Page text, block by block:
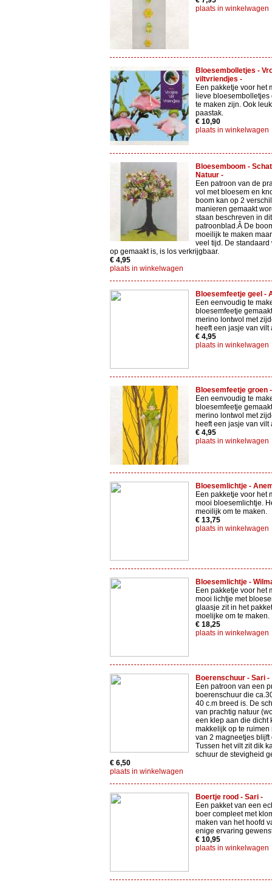
plaats in winkelwagen
Bloesembolletjes -
viltvriendjes -
Een pakketje voor het
lieve
te maken zijn. Ook
paastak.
€ 10,90
plaats in winkelwagen
Bloesemboom -
Natuur -
Een patroon van de
vol met bloesem en
boom kan op 2
manieren gemaakt
staan beschreven in dit
patroonblad.Â De
moeilijk te maken
veel tijd. De standaard
op gemaakt is, is los verkrijgbaar.
€ 4,95
plaats in winkelwagen
Bloesemfeetje geel -
Een eenvoudig te
bloesemfeetje
merino lontwol met
heeft een jasje van vilt
€ 4,95
plaats in winkelwagen
Bloesemfeetje groen
Een eenvoudig te
bloesemfeetje
merino lontwol met
heeft een jasje van vilt
€ 4,95
plaats in winkelwagen
Bloesemlichtje -
Een pakketje voor het
mooi bloesemlichtje.
meoilijk om te maken.
€ 13,75
plaats in winkelwagen
Bloesemlichtje -
Een pakketje voor het
mooi lichtje met
glaasje zit in het
moelijke om te maken.
€ 18,25
plaats in winkelwagen
Boerenschuur - Sari -
Een patroon van een
boerenschuur die
40 c.m breed is. De
van prachtig natuur
een klep aan die dicht
makkelijk op te ruimen
van 2 magneetjes blijft
Tussen het vilt zit dik
schuur de stevigheid
€ 6,50
plaats in winkelwagen
Boertje rood - Sari -
Een pakket van een
boer compleet met
maken van het hoofd
enige ervaring
€ 10,95
plaats in winkelwagen